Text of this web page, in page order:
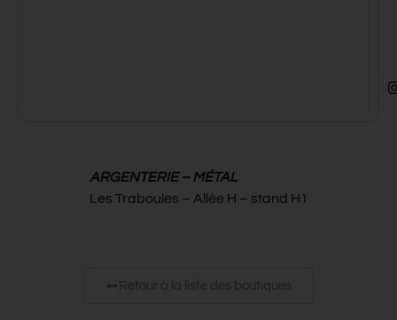
ARGENTERIE – MÉTAL
Les Traboules – Allée H – stand H1
Retour à la liste des boutiques